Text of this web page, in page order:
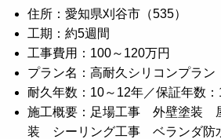
住所：愛知県刈谷市（535）
工期：約5週間
工事費用：100～120万円
プラン名：高耐久シリコンプラン
耐久年数：10～12年／保証年数
施工概要：足場工事 外壁塗装
装 シーリング工事 ベランダ防